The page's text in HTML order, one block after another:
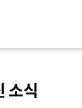
소식